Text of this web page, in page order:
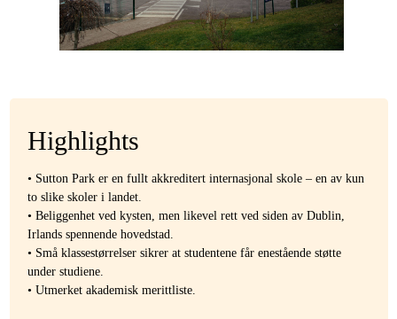
Highlights
• Sutton Park er en fullt akkreditert internasjonal skole – en av kun
to slike skoler i landet.
• Beliggenhet ved kysten, men likevel rett ved siden av Dublin,
Irlands spennende hovedstad.
• Små klassestørrelser sikrer at studentene får enestående støtte
under studiene.
• Utmerket akademisk merittliste.